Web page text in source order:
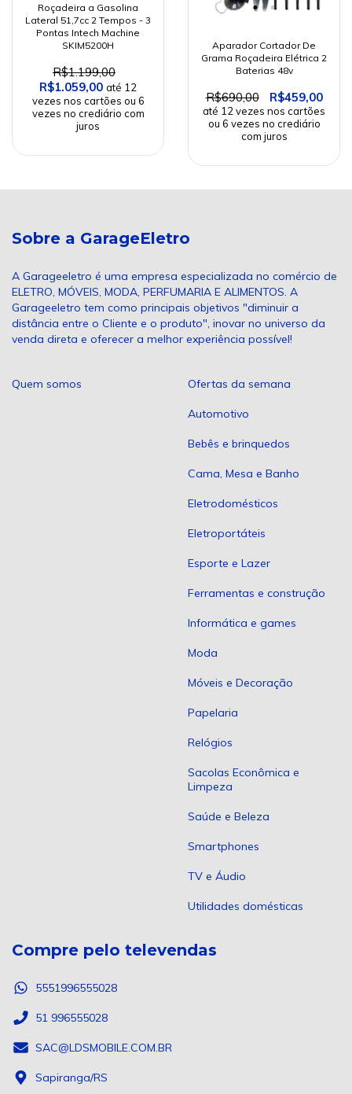
Roçadeira a Gasolina
Lateral 51,7cc 2 Tempos - 3
Pontas Intech Machine
SKIM5200H
R$1.199,00
R$1.059,00
Aparador Cortador De
Grama Roçadeira Elétrica 2
Baterias 48v
R$690,00 R$459,00
Sobre a GarageEletro
A Garageeletro é uma empresa especializada no comércio de
ELETRO, MÓVEIS, MODA, PERFUMARIA E ALIMENTOS. A
Garageeletro tem como principais objetivos "diminuir a
distância entre o Cliente e o produto", inovar no universo da
venda direta e oferecer a melhor experiência possível!
Quem somos Ofertas da semana
Automotivo
Bebês e brinquedos
Cama, Mesa e Banho
Eletrodomésticos
Eletroportáteis
Esporte e Lazer
Ferramentas e construção
Informática e games
Moda
Móveis e Decoração
Papelaria
Relógios
Sacolas Econômica e
Limpeza
Saúde e Beleza
Smartphones
TV e Áudio
Utilidades domésticas
Compre pelo televendas
5551996555028
51 996555028
SAC@LDSMOBILE.COM.BR
Sapiranga/RS